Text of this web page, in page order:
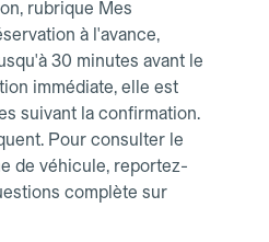
rubrique Mes
à l'avance,
30 minutes avant le
immédiate, elle est
suivant la confirmation.
Pour consulter le
de véhicule, reportez-
complète sur